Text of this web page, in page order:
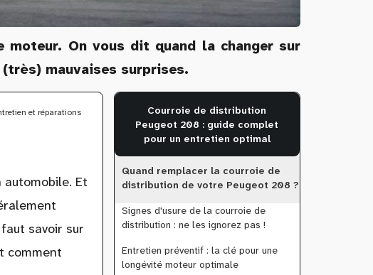
On vous dit quand la changer sur
mauvaises surprises.
et réparations
Et
savoir sur
comment
Courroie de distribution
Peugeot 208 : guide complet
pour un entretien optimal
Quand remplacer la courroie de
distribution de votre Peugeot 208 ?
Signes d'usure de la courroie de
distribution : ne les ignorez pas !
Entretien préventif : la clé pour une
longévité moteur optimale